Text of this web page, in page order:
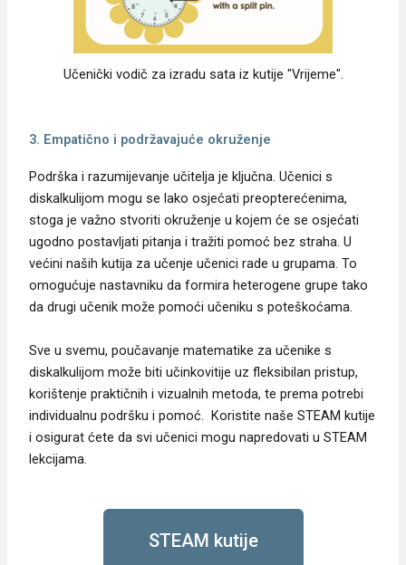
Učenički vodič za izradu sata iz kutije "Vrijeme".
3. Empatično i podržavajuće okruženje
Podrška i razumijevanje učitelja je ključna. Učenici s
diskalkulijom mogu se lako osjećati preopterećenima,
stoga je važno stvoriti okruženje u kojem će se osjećati
ugodno postavljati pitanja i tražiti pomoć bez straha. U
većini naših kutija za učenje učenici rade u grupama. To
omogućuje nastavniku da formira heterogene grupe tako
da drugi učenik može pomoći učeniku s poteškoćama.
Sve u svemu, poučavanje matematike za učenike s
diskalkulijom može biti učinkovitije uz fleksibilan pristup,
korištenje praktičnih i vizualnih metoda, te prema potrebi
individualnu podršku i pomoć. Koristite naše STEAM kutije
i osigurat ćete da svi učenici mogu napredovati u STEAM
lekcijama.
STEAM kutije